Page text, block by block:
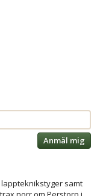
Anmäl mig
samt